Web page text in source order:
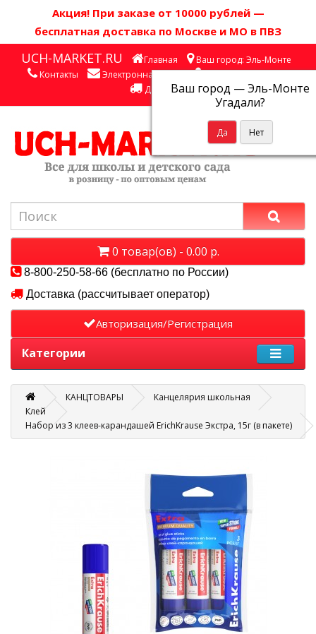
Акция! При заказе от 10000 рублей —
бесплатная доставка по Москве и МО в ПВЗ
UCH-MARKET.RU Главная Ваш город: Эль-Монте
Ваш город —Эль-Монте
Угадали?
Контакты Электронная почта
Личный кабинет
Доставка
0 товар(ов) - 0.00 р.
8-800-250-58-66 (бесплатно по России)
Доставка (рассчитывает оператор)
Авторизация/Регистрация
Категории
КАНЦТОВАРЫ
Канцелярия школьная
Клей
Набор из 3 клеев-карандашей ErichKrause Экстра, 15г (в пакете)